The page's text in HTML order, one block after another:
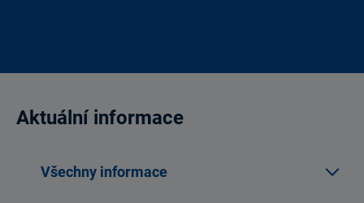
Aktuální informace
Všechny informace